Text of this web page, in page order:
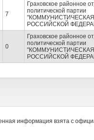
7
Граховское районное
политической партии
РОССИЙСКОЙ
0
Граховское районное
политической партии
РОССИЙСКОЙ
информация взята с